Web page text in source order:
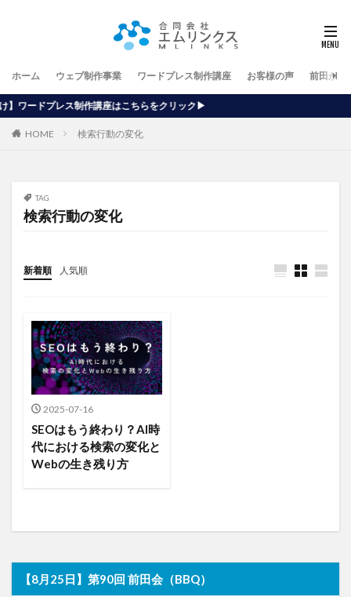
ホーム ウェブ制作事業 ワードプレス制作講座 お客様の声 前田が行
座はこちらをクリック▶
HOME 検索行動の変化
TAG
検索行動の変化
新着順 人気順
2025-07-16
SEOはもう終わり？AI時
代における検索の変化と
Webの生き残り方
【8月25日】第90回 前田会（BBQ）